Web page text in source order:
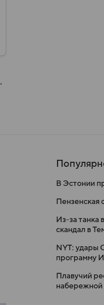
В Эстонии
Пензенская
Из-за танка
скандал в
NYT: удары
программу
Плавучий